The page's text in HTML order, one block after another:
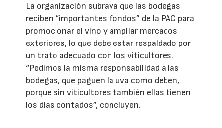
La organización subraya que las bodegas
reciben “importantes fondos” de la PAC para
promocionar el vino y ampliar mercados
exteriores, lo que debe estar respaldado por
un trato adecuado con los viticultores.
“Pedimos la misma responsabilidad a las
bodegas, que paguen la uva como deben,
porque sin viticultores también ellas tienen
los días contados”, concluyen.